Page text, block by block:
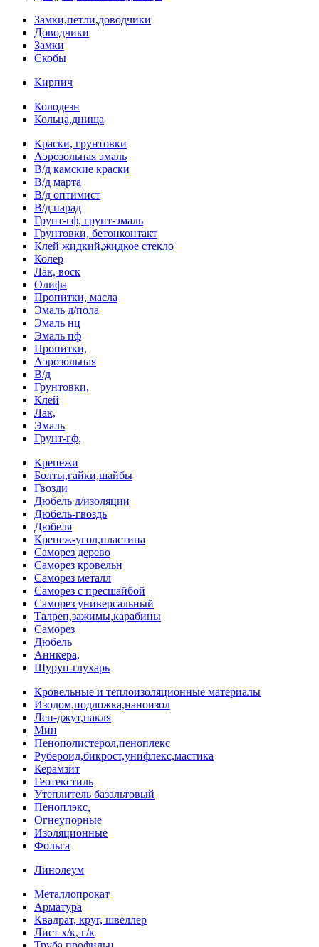
Замки,петли,доводчики
Доводчики
Замки
Скобы
Кирпич
Колодезн
Кольца,днища
Краски, грунтовки
Аэрозольная эмаль
В/д камские краски
В/д марта
В/д оптимист
В/д парад
Грунт-гф, грунт-эмаль
Грунтовки, бетонконтакт
Клей жидкий,жидкое стекло
Колер
Лак, воск
Олифа
Пропитки, масла
Эмаль д/пола
Эмаль нц
Эмаль пф
Пропитки,
Аэрозольная
В/д
Грунтовки,
Клей
Лак,
Эмаль
Грунт-гф,
Крепежи
Болты,гайки,шайбы
Гвозди
Дюбель д/изоляции
Дюбель-гвоздь
Дюбеля
Крепеж-угол,пластина
Саморез дерево
Саморез кровельн
Саморез металл
Саморез с пресшайбой
Саморез универсальный
Талреп,зажимы,карабины
Саморез
Дюбель
Аннкера,
Шуруп-глухарь
Кровельные и теплоизоляционные материалы
Изодом,подложка,наноизол
Лен-джут,пакля
Мин
Пенополистерол,пеноплекс
Рубероид,бикрост,унифлекс,мастика
Керамзит
Геотекстиль
Утеплитель базальтовый
Пеноплэкс,
Огнеупорные
Изоляционные
Фольга
Линолеум
Металлопрокат
Арматура
Квадрат, круг, швеллер
Лист х/к, г/к